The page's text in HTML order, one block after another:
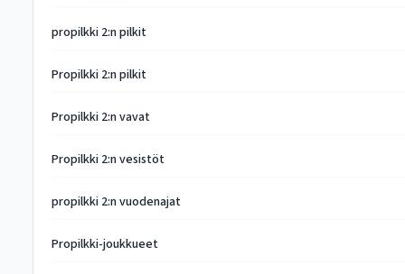
propilkki 2:n pilkit
Propilkki 2:n pilkit
Propilkki 2:n vavat
Propilkki 2:n vesistöt
propilkki 2:n vuodenajat
Propilkki-joukkueet